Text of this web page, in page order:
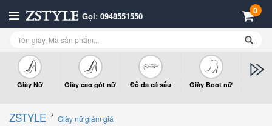
Gọi: 0948551550 0
Giày Nữ Giày cao gót nữ Đồ da cá sấu Giày Boot nữ
ZSTYLE Giày nữ giảm giá